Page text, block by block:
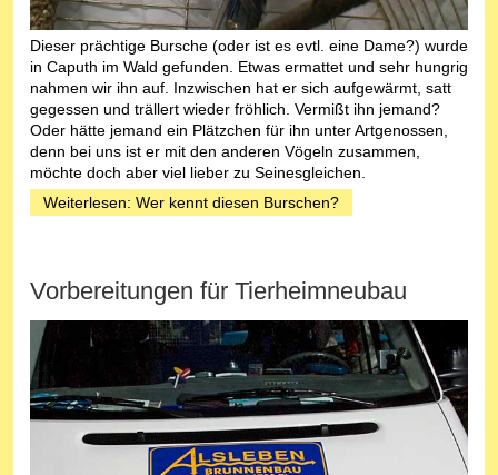
Dieser prächtige Bursche (oder ist es evtl. eine Dame?) wurde
in Caputh im Wald gefunden. Etwas ermattet und sehr hungrig
nahmen wir ihn auf. Inzwischen hat er sich aufgewärmt, satt
gegessen und trällert wieder fröhlich. Vermißt ihn jemand?
Oder hätte jemand ein Plätzchen für ihn unter Artgenossen,
denn bei uns ist er mit den anderen Vögeln zusammen,
möchte doch aber viel lieber zu Seinesgleichen.
Weiterlesen: Wer kennt diesen Burschen?
Vorbereitungen für Tierheimneubau